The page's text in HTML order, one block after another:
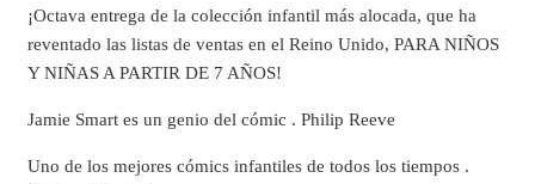
¡Octava entrega de la colección infantil más alocada, que ha
reventado las listas de ventas en el Reino Unido, PARA NIÑOS
Y NIÑAS A PARTIR DE 7 AÑOS!
Jamie Smart es un genio del cómic . Philip Reeve
Uno de los mejores cómics infantiles de todos los tiempos .